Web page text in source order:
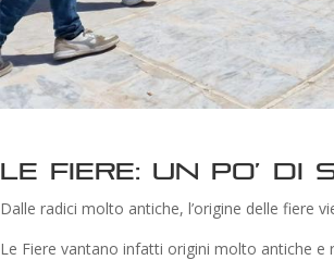
Le Fiere: un po’ di
Dalle radici molto antiche, l’origine delle fiere
Le Fiere vantano infatti origini molto antiche e